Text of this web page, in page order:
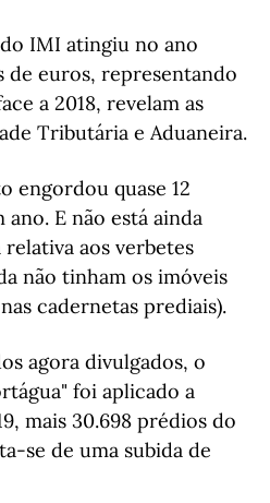
IMI atingiu no ano
de euros, representando
a 2018, revelam as
Tributária e Aduaneira.
engordou quase 12
E não está ainda
aos verbetes
não tinham os imóveis
cadernetas prediais).
agora divulgados, o
foi aplicado a
mais 30.698 prédios do
se de uma subida de